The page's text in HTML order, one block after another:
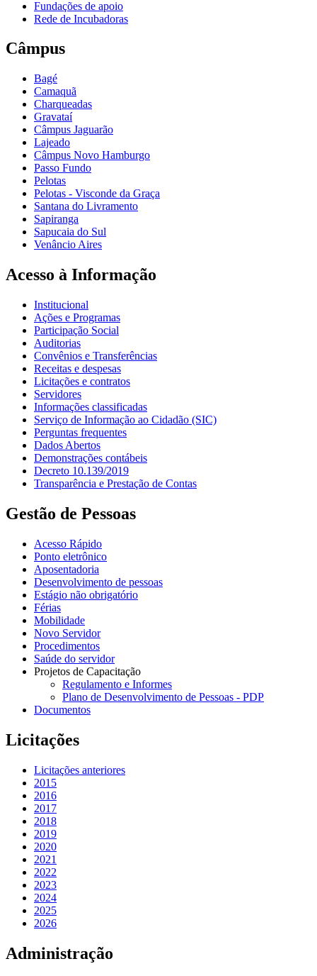
Fundações de apoio
Rede de Incubadoras
Câmpus
Bagé
Camaquã
Charqueadas
Gravataí
Câmpus Jaguarão
Lajeado
Câmpus Novo Hamburgo
Passo Fundo
Pelotas
Pelotas - Visconde da Graça
Santana do Livramento
Sapiranga
Sapucaia do Sul
Venâncio Aires
Acesso à Informação
Institucional
Ações e Programas
Participação Social
Auditorias
Convênios e Transferências
Receitas e despesas
Licitações e contratos
Servidores
Informações classificadas
Serviço de Informação ao Cidadão (SIC)
Perguntas frequentes
Dados Abertos
Demonstrações contábeis
Decreto 10.139/2019
Transparência e Prestação de Contas
Gestão de Pessoas
Acesso Rápido
Ponto eletrônico
Aposentadoria
Desenvolvimento de pessoas
Estágio não obrigatório
Férias
Mobilidade
Novo Servidor
Procedimentos
Saúde do servidor
Projetos de Capacitação
Regulamento e Informes
Plano de Desenvolvimento de Pessoas - PDP
Documentos
Licitações
Licitações anteriores
2015
2016
2017
2018
2019
2020
2021
2022
2023
2024
2025
2026
Administração